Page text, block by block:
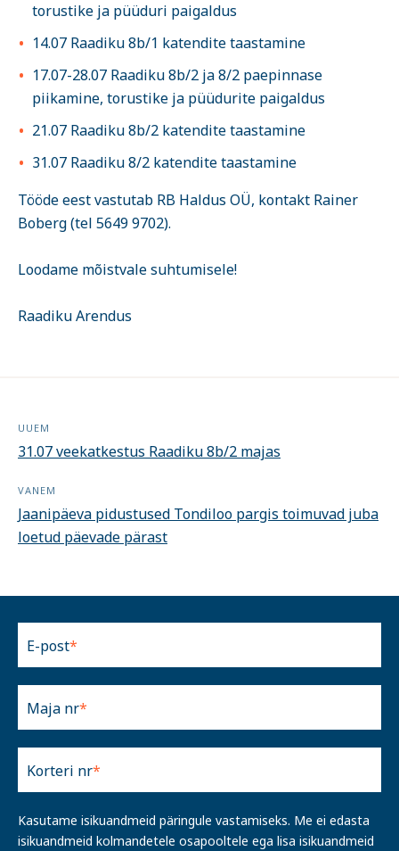
torustike ja püüduri paigaldus
14.07 Raadiku 8b/1 katendite taastamine
17.07-28.07 Raadiku 8b/2 ja 8/2 paepinnase
piikamine, torustike ja püüdurite paigaldus
21.07 Raadiku 8b/2 katendite taastamine
31.07 Raadiku 8/2 katendite taastamine
Tööde eest vastutab RB Haldus OÜ, kontakt Rainer
Boberg (tel 5649 9702).
Loodame mõistvale suhtumisele!
Raadiku Arendus
UUEM
31.07 veekatkestus Raadiku 8b/2 majas
VANEM
Jaanipäeva pidustused Tondiloo pargis toimuvad juba
loetud päevade pärast
E-post
Maja nr
Korteri nr
Kasutame isikuandmeid päringule vastamiseks. Me ei edasta
isikuandmeid kolmandetele osapooltele ega lisa isikuandmeid